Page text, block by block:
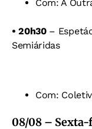
Com: A
• 20h30–
Semiáridas
Com:
08/08 –